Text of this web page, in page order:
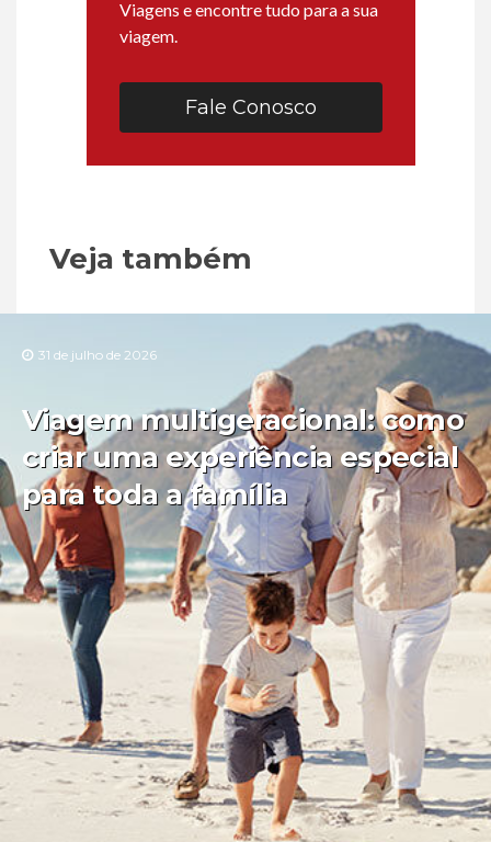
Viagens e encontre tudo para a sua
viagem.
Fale Conosco
Veja também
31 de julho de 2026
Viagem multigeracional: como
criar uma experiência especial
para toda a família